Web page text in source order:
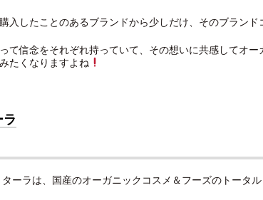
入したことのあるブランドから少しだけ、そのブラン
て信念をそれぞれ持っていて、その想いに共感してオ
たくなりますよね
ラ
ターラは、国産のオーガニックコスメ＆フーズのトータル